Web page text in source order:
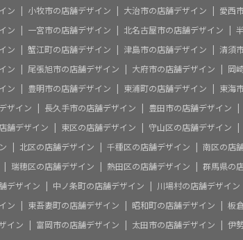
ン 小牧市の店舗デザイン 大治市の店舗デザイン
愛西
ン 一宮市の店舗デザイン 北名古屋市の店舗デザイン
ン 蟹江町の店舗デザイン 津島市の店舗デザイン
清須
ン 尾張旭市の店舗デザイン 大府市の店舗デザイン
岡
ン 豊明市の店舗デザイン 東浦町の店舗デザイン
東海
ザイン 長久手市の店舗デザイン 豊田市の店舗デザイン
舗デザイン 東区の店舗デザイン 守山区の店舗デザイン
北区の店舗デザイン 千種区の店舗デザイン 南区の店
瑞穂区の店舗デザイン 熱田区の店舗デザイン 群馬県の
デザイン 中ノ条町の店舗デザイン 川場村の店舗デザイン
ン 東吾妻町の店舗デザイン 昭和町の店舗デザイン
板
イン 富岡市の店舗デザイン 太田市の店舗デザイン
伊